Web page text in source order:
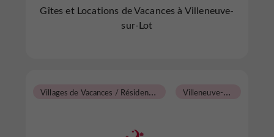
Gîtes et Locations de Vacances à Villeneuve-
sur-Lot
V
illages de Vacances / Résidences Tourisme V
illeneuve-sur-Lot